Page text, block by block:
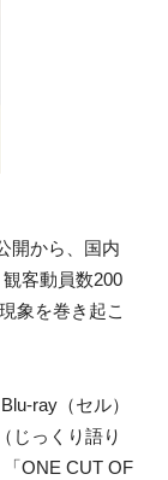
開から、国内
客動員数200
象を巻き起こ
ray（セル）
じっくり語り
ONE CUT OF